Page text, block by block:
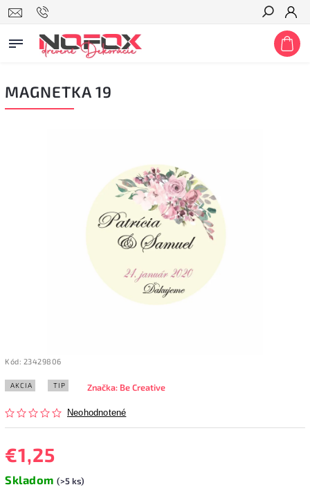
Hľadať
MAGNETKA 19
Kód: 23429806
AKCIA TIP
Neohodnotené
Značka: Be Creative
€1,25
Skladom (>5 ks)